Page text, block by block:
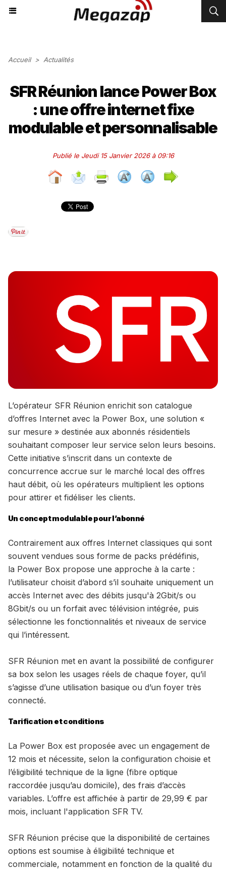
Accueil > Actualités
SFR Réunion lance Power Box
: une offre internet fixe
modulable et personnalisable
Publié le Jeudi 15 Janvier 2026 à 09:16
L’opérateur SFR Réunion enrichit son catalogue
d’offres Internet avec la Power Box, une solution «
sur mesure » destinée aux abonnés résidentiels
souhaitant composer leur service selon leurs besoins.
Cette initiative s’inscrit dans un contexte de
concurrence accrue sur le marché local des offres
haut débit, où les opérateurs multiplient les options
pour attirer et fidéliser les clients.
Un concept modulable pour l’abonné
Contrairement aux offres Internet classiques qui sont
souvent vendues sous forme de packs prédéfinis,
la Power Box propose une approche à la carte :
l’utilisateur choisit d’abord s’il souhaite uniquement un
accès Internet avec des débits jusqu'à 2Gbit/s ou
8Gbit/s ou un forfait avec télévision intégrée, puis
sélectionne les fonctionnalités et niveaux de service
qui l’intéressent.
SFR Réunion met en avant la possibilité de configurer
sa box selon les usages réels de chaque foyer, qu’il
s’agisse d’une utilisation basique ou d’un foyer très
connecté.
Tarification et conditions
La Power Box est proposée avec un engagement de
12 mois et nécessite, selon la configuration choisie et
l’éligibilité technique de la ligne (fibre optique
raccordée jusqu’au domicile), des frais d’accès
variables. L’offre est affichée à partir de 29,99 € par
mois, incluant l'application SFR TV.
SFR Réunion précise que la disponibilité de certaines
options est soumise à éligibilité technique et
commerciale, notamment en fonction de la qualité du